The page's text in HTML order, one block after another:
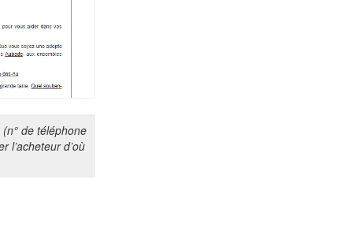
de téléphone
l’acheteur d’où